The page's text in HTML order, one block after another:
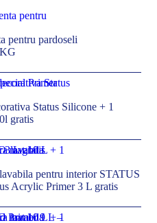
pentru pardoseli
Status Silicone + 1
gratis
pentru interior STATUS
Acrylic Primer 3 L gratis